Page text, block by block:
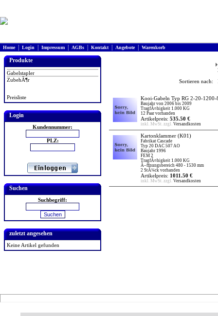
Home| Login Impressum AGBs Kontakt| Angebote| Warenkorb
Produkte
Gabelstapler
ZubehÃ¶r
Preisliste
Login
Kundennummer:
PLZ:
Suchen
Suchbegriff:
zuletzt angesehen
Keine Artikel gefunden
Sortieren nach:
Kooi-Gabeln Typ RG 2-20-1200-
Baujahr von 2006 bis 2009
TragfÃ¤higkeit 1.000 KG
12 Paar vorhanden
Artikelpreis: 535.50 €
inkl. MwSt. zzgl. Versandkosten
Kartonklammer (K01)
Fabrikat Cascade
Typ 20 DAC 507 AO
Baujahr 1996
FEM 2
TragfÃ¤higkeit 1.000 KG
Ã–ffnungsbereich 480 - 1530 mm
2 StÃ¼ck vorhanden
Artikelpreis: 1011.50 €
inkl. MwSt. zzgl. Versandkosten